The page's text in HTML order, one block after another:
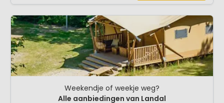
Weekendje of weekje weg?
Alle aanbiedingen van Landal